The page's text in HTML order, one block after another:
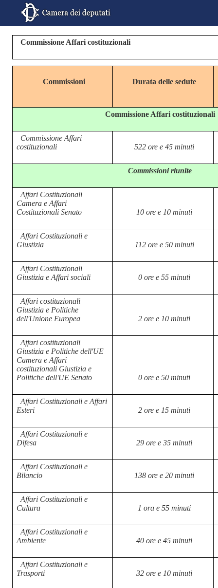
Commissione Affari costituzionali
Commissioni Durata delle sedute
Commissione Affari costituzionali
Commissione Affari
costituzionali
522 ore e 45 minuti
Commissioni riunite
Affari Costituzionali
Camera e Affari
Costituzionali Senato
10 ore e 10 minuti
Affari Costituzionali e
Giustizia
112 ore e 50 minuti
Affari Costituzionali
Giustizia e Affari sociali
0 ore e 55 minuti
Affari costituzionali
Giustizia e Politiche
dell'Unione Europea
2 ore e 10 minuti
Affari costituzionali
Giustizia e Politiche dell'UE
Camera e Affari
costituzionali Giustizia e
Politiche dell'UE Senato
0 ore e 50 minuti
Affari Costituzionali e Affari
Esteri
2 ore e 15 minuti
Affari Costituzionali e
Difesa
29 ore e 35 minuti
Affari Costituzionali e
Bilancio
138 ore e 20 minuti
Affari Costituzionali e
Cultura
1 ora e 55 minuti
Affari Costituzionali e
Ambiente
40 ore e 45 minuti
Affari Costituzionali e
Trasporti
32 ore e 10 minuti